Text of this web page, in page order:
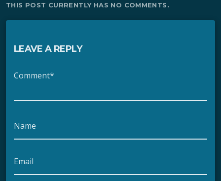
THIS POST CURRENTLY HAS NO COMMENTS.
LEAVE A REPLY
Comment*
Name
Email